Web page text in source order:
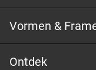
Vormen &
Ontdek